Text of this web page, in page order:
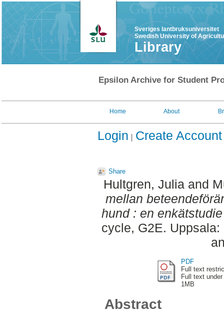
Sveriges lantbruksuniversitet
Swedish University of
Library
Epsilon Archive for Student
Home About
Login Create Account
Share
Hultgren, Julia and
mellan
hund : en
cycle, G2E.
PDF
Full text
Full text
1MB
Abstract